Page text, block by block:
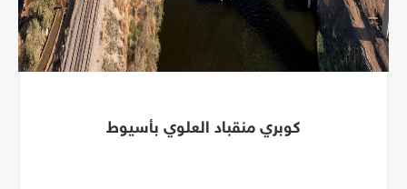
كوبري منقباد العلوي بأسيوط